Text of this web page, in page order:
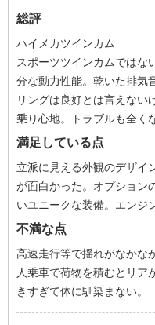
総評
ハイメカツインカム
スポーツツインカムではな
分な動力性能。乾いた排気
リングは良好とは言えない
乗り心地。トラブルも全く
満足している点
立派に見える外観のデザイ
が面白かった。オプション
いユニークな装備。エンジ
不満な点
高速走行等で揺れがなかな
人乗車で荷物を積むとリア
きすぎて体に馴染まない。